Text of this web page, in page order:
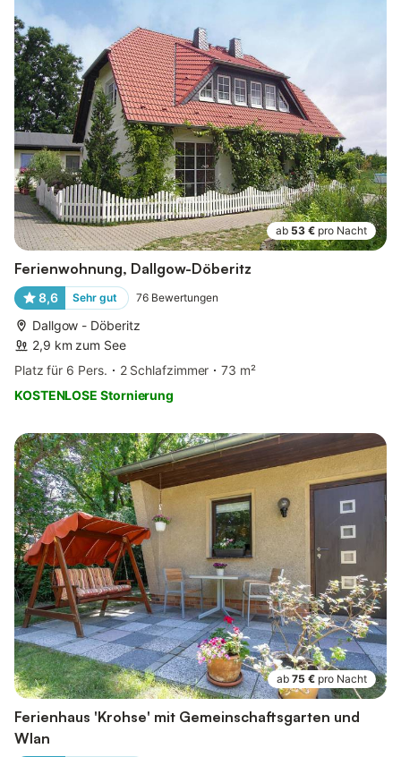
ab 53 € pro Nacht
Ferienwohnung, Dallgow-Döberitz
8,6 Sehr gut 76 Bewertungen
Dallgow - Döberitz
2,9 km zum See
Platz für 6 Pers.
2 Schlafzimmer
73 m²
KOSTENLOSE Stornierung
ab 75 € pro Nacht
Ferienhaus 'Krohse' mit Gemeinschaftsgarten und
Wlan